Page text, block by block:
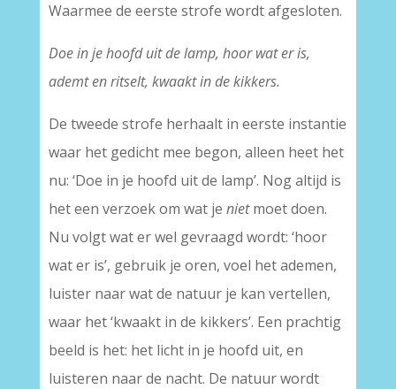
Waarmee de eerste strofe wordt afgesloten.
Doe in je hoofd uit de lamp, hoor wat er is,
ademt en ritselt, kwaakt in de kikkers.
De tweede strofe herhaalt in eerste instantie
waar het gedicht mee begon, alleen heet het
nu: ‘Doe in je hoofd uit de lamp’. Nog altijd is
het een verzoek om wat je nietmoet doen.
Nu volgt wat er wel gevraagd wordt: ‘hoor
wat er is’, gebruik je oren, voel het ademen,
luister naar wat de natuur je kan vertellen,
waar het ‘kwaakt in de kikkers’. Een prachtig
beeld is het: het licht in je hoofd uit, en
luisteren naar de nacht. De natuur wordt